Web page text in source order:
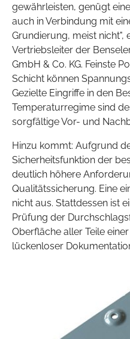
gewährleisten, genügt
auch in Verbindung mit
Grundierung, meist nicht",
Vertriebsleiter der
GmbH & Co. KG. Feinste
Schicht können
Gezielte Eingriffe in den
Temperaturregime sind
sorgfältige Vor- und
Hinzu kommt: Aufgrund
Sicherheitsfunktion der
deutlich höhere
Qualitätssicherung. Eine
nicht aus. Stattdessen ist
Prüfung der
Oberfläche aller Teile
lückenloser